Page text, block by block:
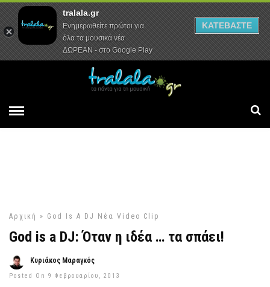
Αρχική Συνεντεύξεις Ρεπορτάζ
Αρχική » God Is A DJ Νέα Video Clip
God is a DJ: Όταν η ιδέα … τα σπάει!
Κυριάκος Μαραγκός
Posted On 9 Φεβρουαρίου, 2013
tralala.gr
Ενημερωθείτε πρώτοι για
όλα τα μουσικά νέα
ΔΩΡΕΑΝ - στο Google Play
ΚΑΤΕΒΑΣΤΕ